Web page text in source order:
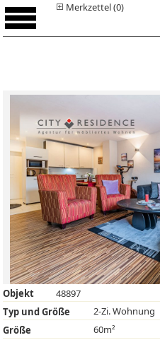
Merkzettel (0)
Objekt
48897
Typ und Größe
2-Zi. Wohnung
Größe
60m²